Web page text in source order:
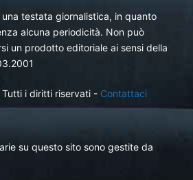
testata giornalistica, in quanto
alcuna periodicità. Non può
un prodotto editoriale ai sensi della
i diritti riservati - Contattaci
su questo sito sono gestite da